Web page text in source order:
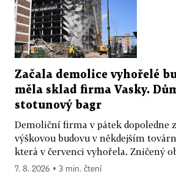
Začala demolice vyhořelé
měla sklad firma Vasky.
stotunový bagr
Demoliční firma v pátek dopoledne
výškovou budovu v někdejším
která v červenci vyhořela. Zničený
7. 8. 2026 ▪ 3 min. čtení